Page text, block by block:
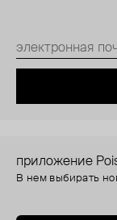
приложение
В нем выбирать